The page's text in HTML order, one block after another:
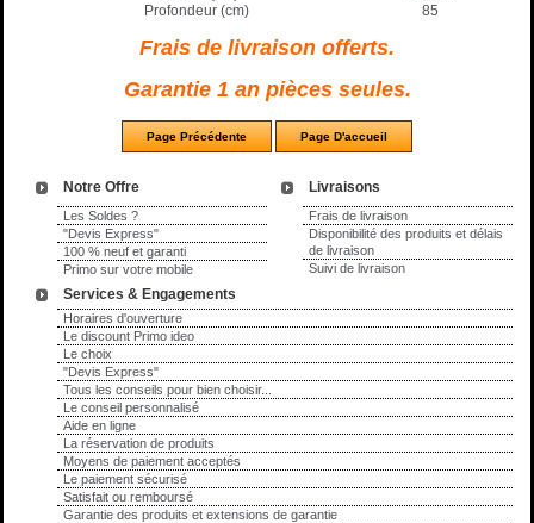
Notre Offre
Les Soldes ?
"Devis Express"
100 % neuf et garanti
Primo sur votre mobile
Livraisons
Frais de livraison
Disponibilité des produits et délais
de livraison
Suivi de livraison
Services & Engagements
Horaires d'ouverture
Le discount Primo ideo
Le choix
"Devis Express"
Tous les conseils pour bien choisir...
Le conseil personnalisé
Aide en ligne
La réservation de produits
Moyens de paiement acceptés
Le paiement sécurisé
Satisfait ou remboursé
Garantie des produits et extensions de garantie
Profondeur (cm)
85
Frais de livraison offerts.
Garantie 1 an pièces seules.